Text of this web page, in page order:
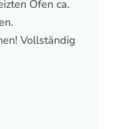
Ofen ca.
Vollständig